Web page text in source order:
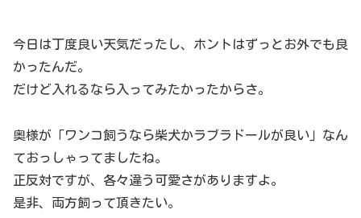
今日は丁度良い天気だったし、ホントはずっとお外でも良
かったんだ。
だけど入れるなら入ってみたかったからさ。
奥様が「ワンコ飼うなら柴犬かラブラドールが良い」なん
ておっしゃってましたね。
正反対ですが、各々違う可愛さがありますよ。
是非、両方飼って頂きたい。